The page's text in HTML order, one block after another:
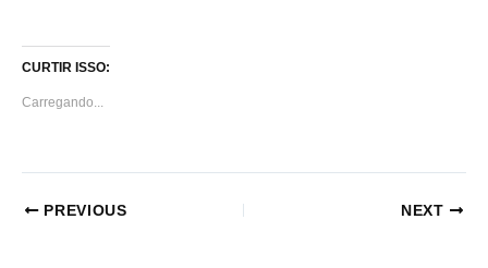
CURTIR ISSO:
Carregando...
PREVIOUS NEXT